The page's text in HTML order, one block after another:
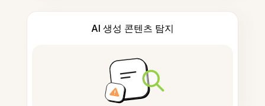
AI 생성 콘텐츠 탐지